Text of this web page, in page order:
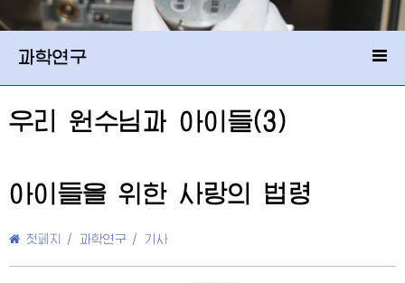
과학연구
우리 원수님 과 아이들(3)
아이들을 위한 사랑의 법령
첫페지 / 과학연구 / 기사